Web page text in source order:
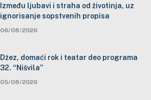
Između ljubavi i straha od životinja, uz
ignorisanje sopstvenih propisa
06/08/2026
Džez, domaći rok i teatar deo programa
32. “Nišvila”
05/08/2026